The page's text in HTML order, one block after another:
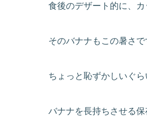
食後のデザート的に、
そのバナナもこの暑さ
ちょっと恥ずかしいぐ
バナナを長持ちさせる